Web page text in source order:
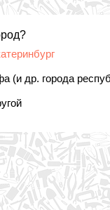
(и др. города